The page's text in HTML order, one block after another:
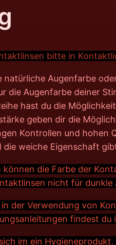
bitte in Kontakt
natürliche Augenfarbe
die Augenfarbe deiner
hast du die
geben dir die
Kontrollen und hohen
weiche Eigenschaft
die Farbe der
nicht für dunkle
der Verwendung von
findest du
im ein